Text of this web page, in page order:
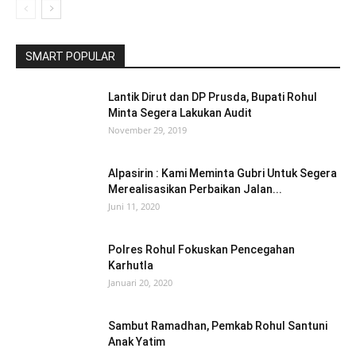
SMART POPULAR
Lantik Dirut dan DP Prusda, Bupati Rohul
Minta Segera Lakukan Audit
November 29, 2019
Alpasirin : Kami Meminta Gubri Untuk Segera
Merealisasikan Perbaikan Jalan...
Juni 11, 2020
Polres Rohul Fokuskan Pencegahan
Karhutla
Januari 20, 2020
Sambut Ramadhan, Pemkab Rohul Santuni
Anak Yatim